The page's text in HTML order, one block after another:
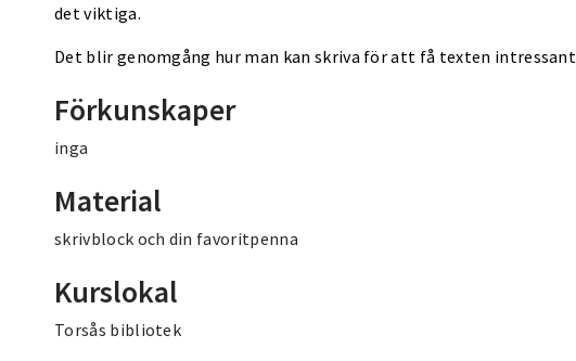
det viktiga.
Det blir genomgång hur man kan skriva för att få texten intressant
Förkunskaper
inga
Material
skrivblock och din favoritpenna
Kurslokal
Torsås bibliotek